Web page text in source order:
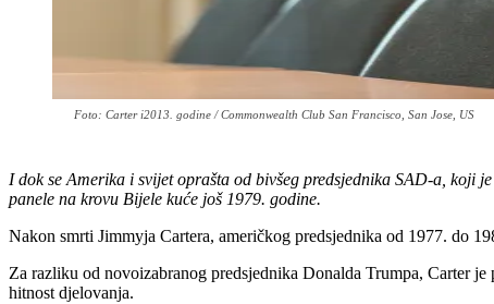
Foto: Carter i2013. godine / Commonwealth Club San Francisco, San Jose, US
I dok se Amerika i svijet oprašta od bivšeg predsjednika SAD-a, koji
panele na krovu Bijele kuće još 1979. godine.
Nakon smrti Jimmyja Cartera, američkog predsjednika od 1977. do
Za razliku od novoizabranog predsjednika Donalda Trumpa, Carter
hitnost djelovanja.